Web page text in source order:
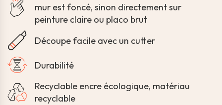
mur est foncé, sinon directement sur
peinture claire ou placo brut
Découpe facile avec un cutter
Durabilité
Recyclable encre écologique, matériau
recyclable